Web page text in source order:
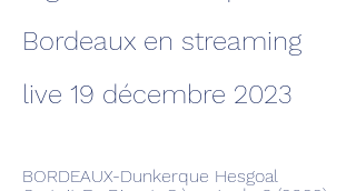
Bordeaux en streaming
live 19 décembre 2023
BORDEAUX-Dunkerque Hesgoal